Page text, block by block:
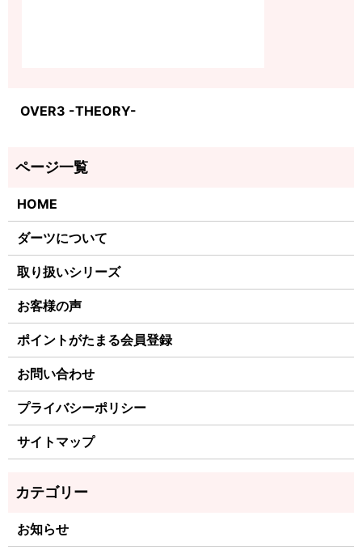
OVER3 -THEORY-
HOME
ダーツについて
取り扱いシリーズ
お客様の声
ポイントがたまる会員登録
お問い合わせ
プライバシーポリシー
サイトマップ
お知らせ